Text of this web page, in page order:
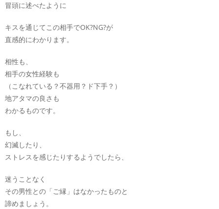
冒頭に述べたように
キスを通じてこの相手でOK?NG?が
直感的にわかります。
相性も、
相手の女性経験も
（こなれている？不器用？ド下手？）
地アタマの良さも
わかるものです。
もし、
幻滅したり、
ストレスを感じたりするようでしたら、
迷うことなく
その男性との「ご縁」はなかったものと
諦めましょう。